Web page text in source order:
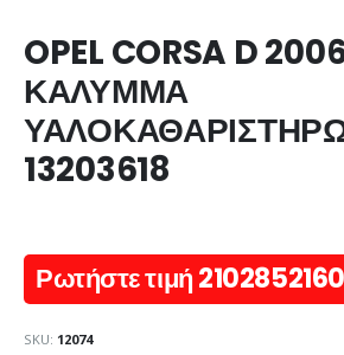
OPEL CORSA D
ΚΑΛΥΜΜΑ
13203618
Ρωτήστε τιμή
SKU: 12074